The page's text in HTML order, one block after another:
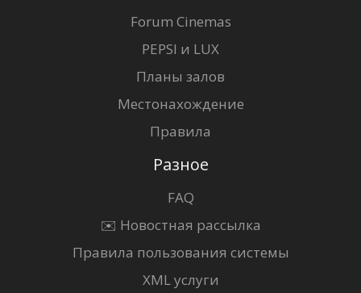
Forum Cinemas
PEPSI и LUX
Планы залов
Местонахождение
Правила
Разное
FAQ
✉️ Новостная рассылка
Правила пользования системы
XML услуги